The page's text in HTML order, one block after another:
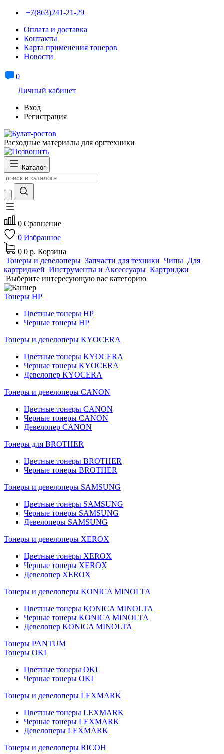
+7(863)241-21-29
Оплата и доставка
Контакты
Карта применения тонеров
Новости
0
Личный кабинет
Вход
Регистрация
Расходные материалы для оргтехники
Каталог
0 Сравнение
0 Избранное
0 0 р. Корзина
Тонеры и девелоперы Запчасти для техники Чипы Для
картриджей Инструменты и Аксессуары Картриджи
Выберите интересующую вас категорию
Тонеры HP
Цветные тонеры HP
Черные тонеры HP
Тонеры и девелоперы KYOCERA
Цветные тонеры KYOCERA
Черные тонеры KYOCERA
Девелопер KYOCERA
Тонеры и девелоперы CANON
Цветные тонеры CANON
Черные тонеры CANON
Девелопер CANON
Тонеры для BROTHER
Цветные тонеры BROTHER
Черные тонеры BROTHER
Тонеры и девелоперы SAMSUNG
Цветные тонеры SAMSUNG
Черные тонеры SAMSUNG
Девелоперы SAMSUNG
Тонеры и девелоперы XEROX
Цветные тонеры XEROX
Черные тонеры XEROX
Девелопер XEROX
Тонеры и девелоперы KONICA MINOLTA
Цветные тонеры KONICA MINOLTA
Черные тонеры KONICA MINOLTA
Девелопер KONICA MINOLTA
Тонеры PANTUM
Тонеры OKI
Цветные тонеры OKI
Черные тонеры OKI
Тонеры и девелоперы LEXMARK
Цветные тонеры LEXMARK
Черные тонеры LEXMARK
Девелоперы LEXMARK
Тонеры и девелоперы RICOH